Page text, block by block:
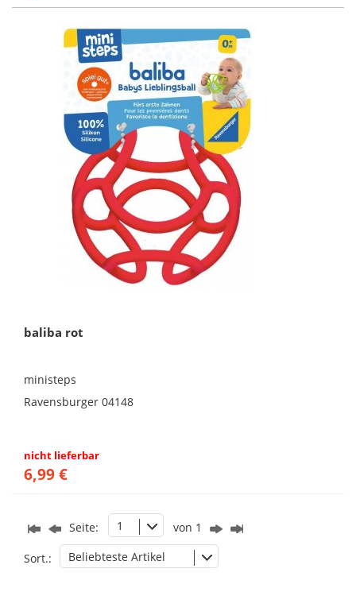
baliba rot
ministeps
Ravensburger 04148
nicht lieferbar
6,99 €
Seite: 1 von 1
Sort.: Beliebteste Artikel